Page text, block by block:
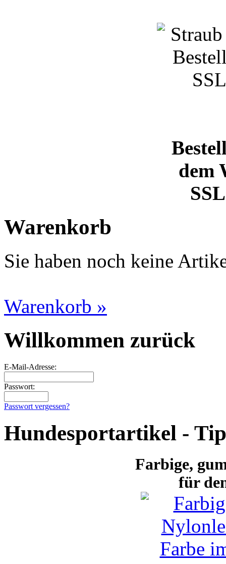
dem
Warenkorb
Sie haben noch keine
Warenkorb »
Willkommen zurück
E-Mail-Adresse:
Passwort:
Passwort vergessen?
Hundesportartikel - Tip
Farbige,
für